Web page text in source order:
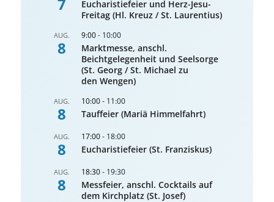
Eucharistiefeier und Herz-Jesu-
Freitag (Hl. Kreuz / St. Laurentius)
AUG.
8
9:00- 10:00
Marktmesse, anschl.
Beichtgelegenheit und Seelsorge
(St. Georg / St. Michael zu
den Wengen)
AUG.
8
10:00- 11:00
Tauffeier (Mariä Himmelfahrt)
AUG.
8
17:00- 18:00
Eucharistiefeier (St. Franziskus)
AUG.
8
18:30- 19:30
Messfeier, anschl. Cocktails auf
dem Kirchplatz (St. Josef)